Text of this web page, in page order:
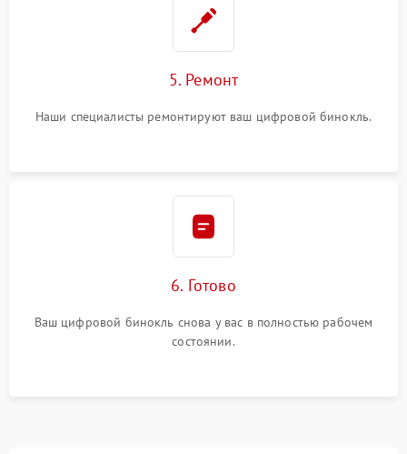
5. Ремонт
Наши специалисты ремонтируют ваш цифровой бинокль.
6. Готово
Ваш цифровой бинокль снова у вас в полностью рабочем
состоянии.